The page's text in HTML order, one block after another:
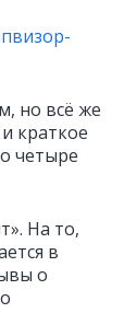
но всё же
краткое
четыре
На то,
в
о